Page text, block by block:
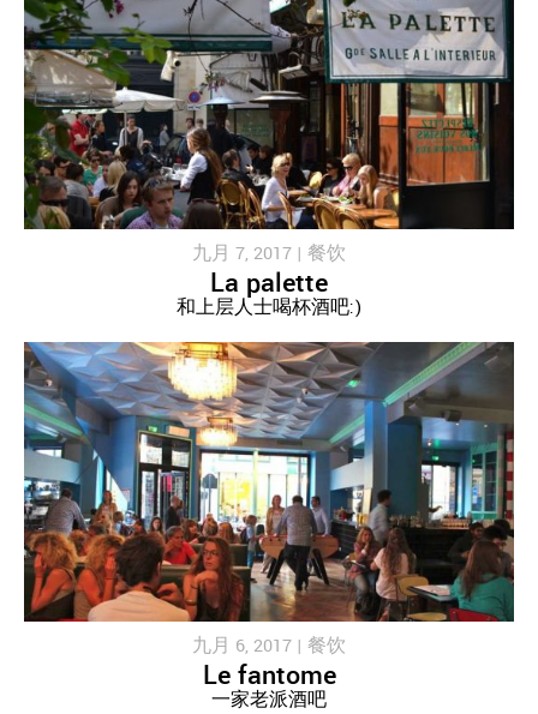
九月 7, 2017 | 餐饮
La palette
和上层人士喝杯酒吧:)
九月 6, 2017 | 餐饮
Le fantome
一家老派酒吧